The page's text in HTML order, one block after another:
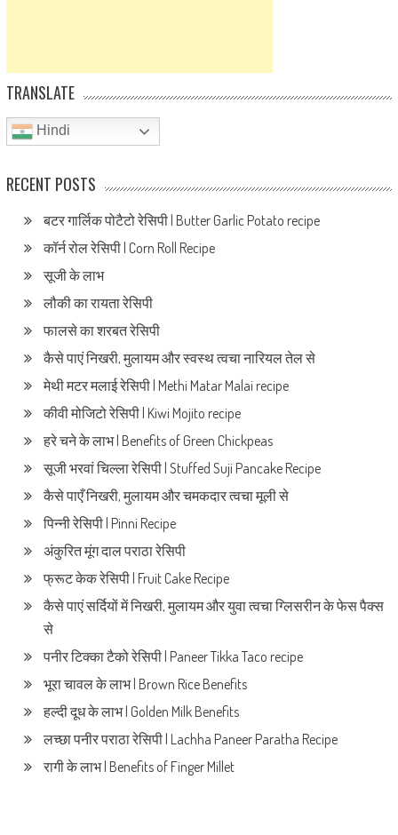
TRANSLATE
Hindi
RECENT POSTS
बटर गार्लिक पोटैटो रेसिपी | Butter Garlic Potato recipe
कॉर्न रोल रेसिपी | Corn Roll Recipe
सूजी के लाभ
लौकी का रायता रेसिपी
फालसे का शरबत रेसिपी
कैसे पाएं निखरी, मुलायम और स्वस्थ त्वचा नारियल तेल से
मेथी मटर मलाई रेसिपी | Methi Matar Malai recipe
कीवी मोजिटो रेसिपी | Kiwi Mojito recipe
हरे चने के लाभ | Benefits of Green Chickpeas
सूजी भरवां चिल्ला रेसिपी | Stuffed Suji Pancake Recipe
कैसे पाएँ निखरी, मुलायम और चमकदार त्वचा मूली से
पिन्नी रेसिपी | Pinni Recipe
अंकुरित मूंग दाल पराठा रेसिपी
फ्रूट केक रेसिपी | Fruit Cake Recipe
कैसे पाएं सर्दियों में निखरी, मुलायम और युवा त्वचा ग्लिसरीन के फेस पैक्स
से
पनीर टिक्का टैको रेसिपी | Paneer Tikka Taco recipe
भूरा चावल के लाभ | Brown Rice Benefits
हल्दी दूध के लाभ | Golden Milk Benefits
लच्छा पनीर पराठा रेसिपी | Lachha Paneer Paratha Recipe
रागी के लाभ | Benefits of Finger Millet